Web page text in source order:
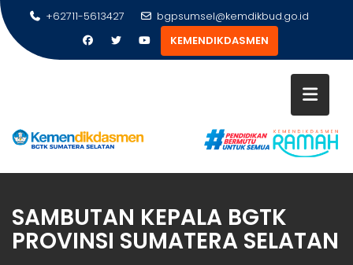
Skip
to
content
+62711-5613427
bgpsumsel@kemdikbud.go.id
KEMENDIKDASMEN
SAMBUTAN KEPALA BGTK
PROVINSI SUMATERA SELATAN